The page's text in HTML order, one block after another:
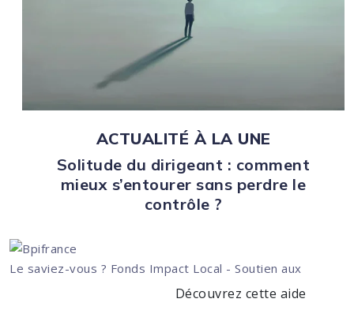
ACTUALITÉ À LA UNE
Solitude du dirigeant : comment
mieux s’entourer sans perdre le
contrôle ?
Le saviez-vous ? Fonds Impact Local - Soutien aux
Découvrez cette aide